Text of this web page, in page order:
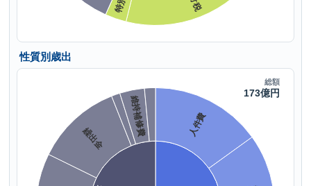
性質別歳出